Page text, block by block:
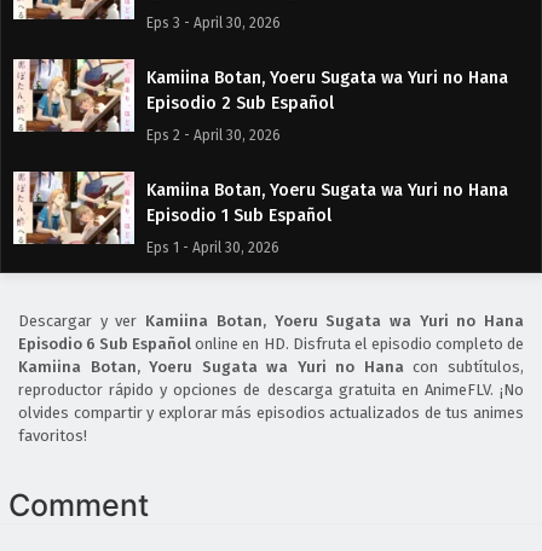
Eps 3 - April 30, 2026
Kamiina Botan, Yoeru Sugata wa Yuri no Hana
Episodio 2 Sub Español
Eps 2 - April 30, 2026
Kamiina Botan, Yoeru Sugata wa Yuri no Hana
Episodio 1 Sub Español
Eps 1 - April 30, 2026
Descargar y ver Kamiina Botan, Yoeru Sugata wa Yuri no Hana
Episodio 6 Sub Español online en HD. Disfruta el episodio completo de
Kamiina Botan, Yoeru Sugata wa Yuri no Hana con subtítulos,
reproductor rápido y opciones de descarga gratuita en AnimeFLV. ¡No
olvides compartir y explorar más episodios actualizados de tus animes
favoritos!
Comment